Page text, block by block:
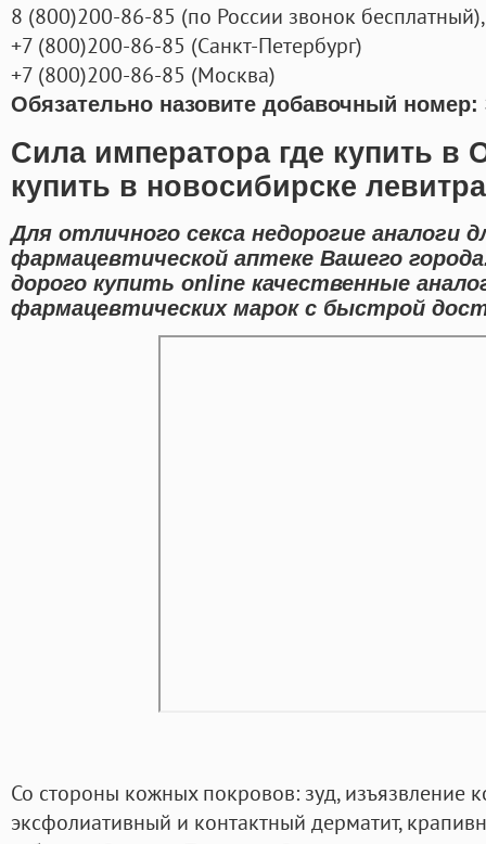
8 (800)200-86-85 (по России звонок бесплатный),
+7 (800)200-86-85 (Санкт-Петербург)
+7 (800)200-86-85 (Москва)
Обязательно назовите добавочный номер:
Сила императора где купить в
купить в новосибирске левитра
Для отличного секса недорогие аналоги
фармацевтической аптеке Вашего
дорого купить online качественные
фармацевтических марок с быстрой
Со стороны кожных покровов: зуд, изъязвление
эксфолиативный и контактный дерматит,